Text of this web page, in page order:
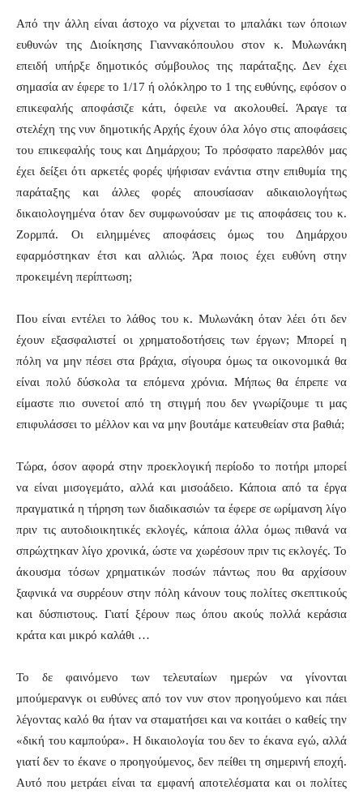
Από την άλλη είναι άστοχο να ρίχνεται το μπαλάκι των όποιων
ευθυνών της Διοίκησης Γιαννακόπουλου στον κ. Μυλωνάκη
επειδή υπήρξε δημοτικός σύμβουλος της παράταξης. Δεν έχει
σημασία αν έφερε το 1/17 ή ολόκληρο το 1 της ευθύνης, εφόσον ο
επικεφαλής αποφάσιζε κάτι, όφειλε να ακολουθεί. Άραγε τα
στελέχη της νυν δημοτικής Αρχής έχουν όλα λόγο στις αποφάσεις
του επικεφαλής τους και Δημάρχου; Το πρόσφατο παρελθόν μας
έχει δείξει ότι αρκετές φορές ψήφισαν ενάντια στην επιθυμία της
παράταξης και άλλες φορές απουσίασαν αδικαιολογήτως
δικαιολογημένα όταν δεν συμφωνούσαν με τις αποφάσεις του κ.
Ζορμπά. Οι ειλημμένες αποφάσεις όμως του Δημάρχου
εφαρμόστηκαν έτσι και αλλιώς. Άρα ποιος έχει ευθύνη στην
προκειμένη περίπτωση;
Που είναι εντέλει το λάθος του κ. Μυλωνάκη όταν λέει ότι δεν
έχουν εξασφαλιστεί οι χρηματοδοτήσεις των έργων; Μπορεί η
πόλη να μην πέσει στα βράχια, σίγουρα όμως τα οικονομικά θα
είναι πολύ δύσκολα τα επόμενα χρόνια. Μήπως θα έπρεπε να
είμαστε πιο συνετοί από τη στιγμή που δεν γνωρίζουμε τι μας
επιφυλάσσει το μέλλον και να μην βουτάμε κατευθείαν στα βαθιά;
Τώρα, όσον αφορά στην προεκλογική περίοδο το ποτήρι μπορεί
να είναι μισογεμάτο, αλλά και μισοάδειο. Κάποια από τα έργα
πραγματικά η τήρηση των διαδικασιών τα έφερε σε ωρίμανση λίγο
πριν τις αυτοδιοικητικές εκλογές, κάποια άλλα όμως πιθανά να
σπρώχτηκαν λίγο χρονικά, ώστε να χωρέσουν πριν τις εκλογές. Το
άκουσμα τόσων χρηματικών ποσών πάντως που θα αρχίσουν
ξαφνικά να συρρέουν στην πόλη κάνουν τους πολίτες σκεπτικούς
και δύσπιστους. Γιατί ξέρουν πως όπου ακούς πολλά κεράσια
κράτα και μικρό καλάθι …
Το δε φαινόμενο των τελευταίων ημερών να γίνονται
μπούμερανγκ οι ευθύνες από τον νυν στον προηγούμενο και πάει
λέγοντας καλό θα ήταν να σταματήσει και να κοιτάει ο καθείς την
«δική του καμπούρα». Η δικαιολογία του δεν το έκανα εγώ, αλλά
γιατί δεν το έκανε ο προηγούμενος, δεν πείθει τη σημερινή εποχή.
Αυτό που μετράει είναι τα εμφανή αποτελέσματα και οι πολίτες